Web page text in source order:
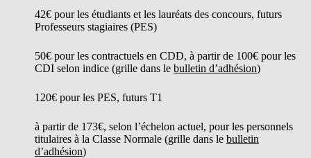
42€ pour les étudiants et les lauréats des concours, futurs
Professeurs stagiaires (PES)
50€ pour les contractuels en CDD, à partir de 100€ pour les
CDI selon indice (grille dans le bulletin d’adhésion)
120€ pour les PES, futurs T1
à partir de 173€, selon l’échelon actuel, pour les personnels
titulaires à la Classe Normale (grille dans le bulletin
d’adhésion)